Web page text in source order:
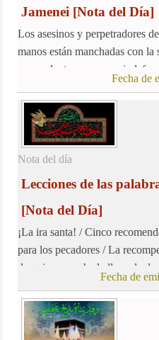
Jamenei [Nota del Día]
Los asesinos y perpetradores
manos están manchadas con la
comandantes, personas
será olvidada, y la comunidad
principios del Islam y la ley,
reclamar justicia por la sangre
Fecha de
Nota del día
Lecciones de las
[Nota del Día]
¡La ira santa! / Cinco
para los pecadores / La
de quien escucha la llamada
Fecha de